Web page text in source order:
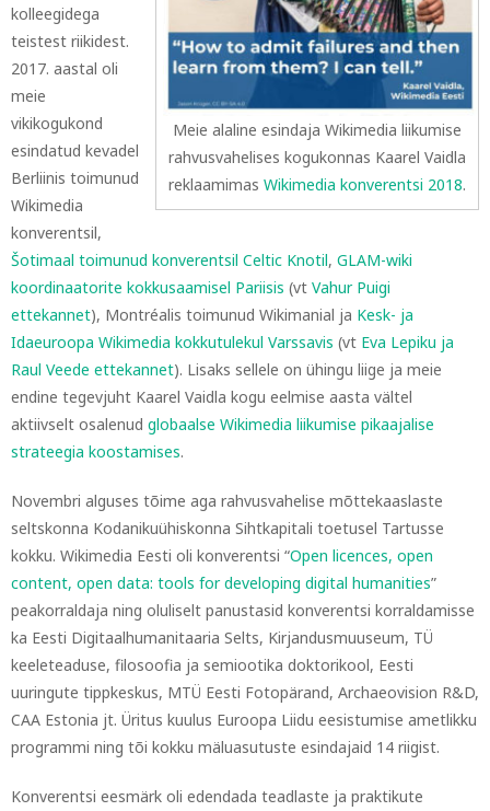
Meie alaline esindaja Wikimedia liikumise
rahvusvahelises kogukonnas Kaarel Vaidla
reklaamimas Wikimedia konverentsi 2018.
kolleegidega
teistest riikidest.
2017. aastal oli
meie
vikikogukond
esindatud kevadel
Berliinis toimunud
Wikimedia
konverentsil,
Šotimaal toimunud konverentsil Celtic Knotil, GLAM-wiki
koordinaatorite kokkusaamisel Pariisis (vt Vahur Puigi
ettekannet), Montréalis toimunud Wikimanial ja Kesk- ja
Idaeuroopa Wikimedia kokkutulekul Varssavis (vt Eva Lepiku ja
Raul Veede ettekannet). Lisaks sellele on ühingu liige ja meie
endine tegevjuht Kaarel Vaidla kogu eelmise aasta vältel
aktiivselt osalenud globaalse Wikimedia liikumise pikaajalise
strateegia koostamises.
Novembri alguses tõime aga rahvusvahelise mõttekaaslaste
seltskonna Kodanikuühiskonna Sihtkapitali toetusel Tartusse
kokku. Wikimedia Eesti oli konverentsi “Open licences, open
content, open data: tools for developing digital humanities”
peakorraldaja ning oluliselt panustasid konverentsi korraldamisse
ka Eesti Digitaalhumanitaaria Selts, Kirjandusmuuseum, TÜ
keeleteaduse, filosoofia ja semiootika doktorikool, Eesti
uuringute tippkeskus, MTÜ Eesti Fotopärand, Archaeovision R&D,
CAA Estonia jt. Üritus kuulus Euroopa Liidu eesistumise ametlikku
programmi ning tõi kokku mäluasutuste esindajaid 14 riigist.
Konverentsi eesmärk oli edendada teadlaste ja praktikute